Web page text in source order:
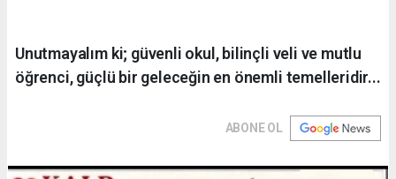
Unutmayalım ki; güvenli okul, bilinçli veli ve mutlu
öğrenci, güçlü bir geleceğin en önemli temelleridir...
ABONE OL